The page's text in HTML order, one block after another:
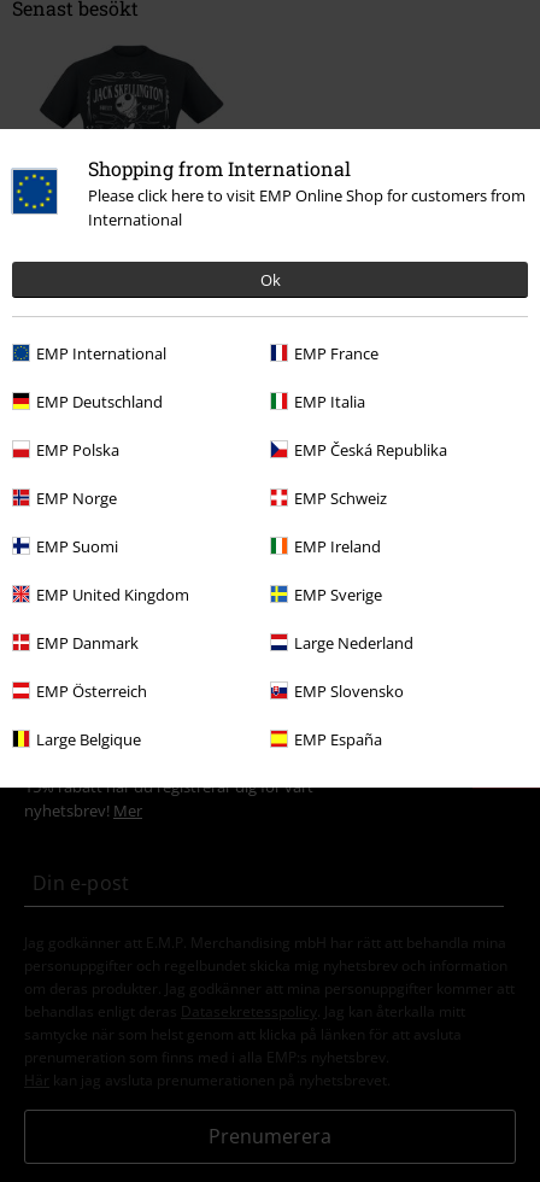
Shopping from International
Please click here to visit EMP Online Shop for customers from
International
Ok
EMP International EMP France
EMP Deutschland EMP Italia
EMP Polska EMP Česká Republika
EMP Norge EMP Schweiz
EMP Suomi EMP Ireland
EMP United Kingdom EMP Sverige
EMP Danmark Large Nederland
EMP Österreich EMP Slovensko
Large Belgique EMP España
Senast besökt
Film & TV Plusstorlekar
Film & TV Kläder T-shirts & Toppar T-shirts
Film & TV Disney
The Nightmare Before Christmas
Kläder
Film & TV Kläder
Plusstorlekar
Nyhetsbrev
15% rabatt när du registrerar dig för vårt
nyhetsbrev! Mer
Jag godkänner att E.M.P. Merchandising mbH har rätt att behandla mina
personuppgifter och regelbundet skicka mig nyhetsbrev och information
om deras produkter. Jag godkänner att mina personuppgifter kommer att
behandlas enligt deras
Datasekretesspolicy
. Jag kan återkalla mitt
samtycke när som helst genom att klicka på länken för att avsluta
prenumeration som finns med i alla EMP:s nyhetsbrev.
Här kan jag avsluta prenumerationen på nyhetsbrevet.
Prenumerera